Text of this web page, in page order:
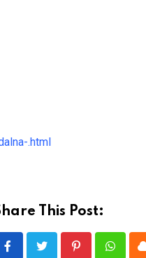
.html
This Post:
Pinterest